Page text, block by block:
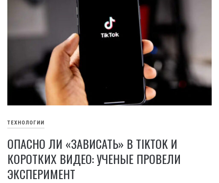
ТЕХНОЛОГИИ
ОПАСНО ЛИ «ЗАВИСАТЬ» В TIKTOK И
КОРОТКИХ ВИДЕО: УЧЕНЫЕ ПРОВЕЛИ
ЭКСПЕРИМЕНТ